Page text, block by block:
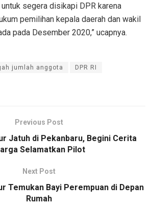
segera disikapi DPR karena
pemilihan kepala daerah dan wakil
pada Desember 2020,” ucapnya.
jumlah anggota DPR RI
Previous Post
Jatuh di Pekanbaru, Begini Cerita
Selamatkan Pilot
Next Post
Temukan Bayi Perempuan di Depan
Rumah